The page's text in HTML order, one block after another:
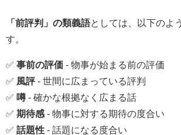
「前評判」の類義語としては、以下のよ
す。
✅ 事前の評価 - 物事が始まる前の評価
✅ 風評 - 世間に広まっている評判
✅ 噂- 確かな根拠なく広まる話
✅ 期待感 - 物事に対する期待の度合い
✅ 話題性 - 話題になる度合い